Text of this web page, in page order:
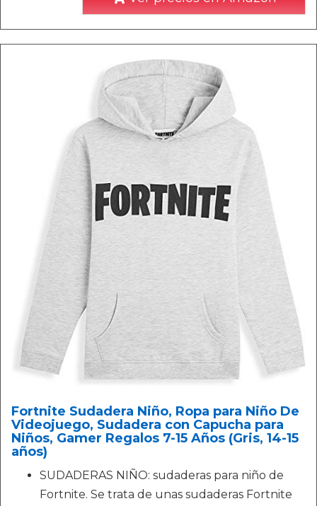
Fortnite Sudadera Niño, Ropa para Niño De
Videojuego, Sudadera con Capucha para
Niños, Gamer Regalos 7-15 Años (Gris, 14-15
años)
SUDADERAS NIÑO: sudaderas para niño de
Fortnite. Se trata de unas sudaderas Fortnite